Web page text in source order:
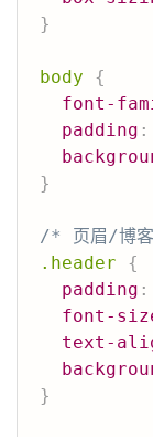
}
body
{
font-
padding :
}
/* 页眉/博
.header
{
padding :
font-
text-
}